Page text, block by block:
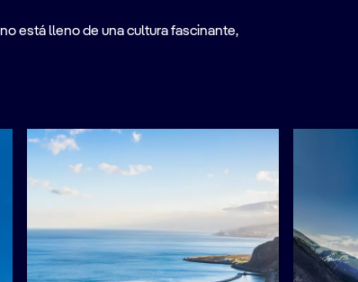
está lleno de una cultura fascinante,